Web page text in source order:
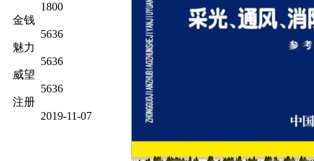
1800
金钱
5636
魅力
5636
威望
5636
注册
2019-11-07